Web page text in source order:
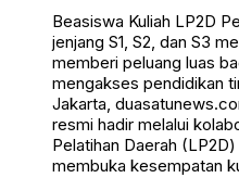
Beasiswa Kuliah LP2D
jenjang S1, S2, dan S3
memberi peluang luas
mengakses pendidikan
Jakarta,
resmi hadir melalui
Pelatihan Daerah
membuka kesempatan